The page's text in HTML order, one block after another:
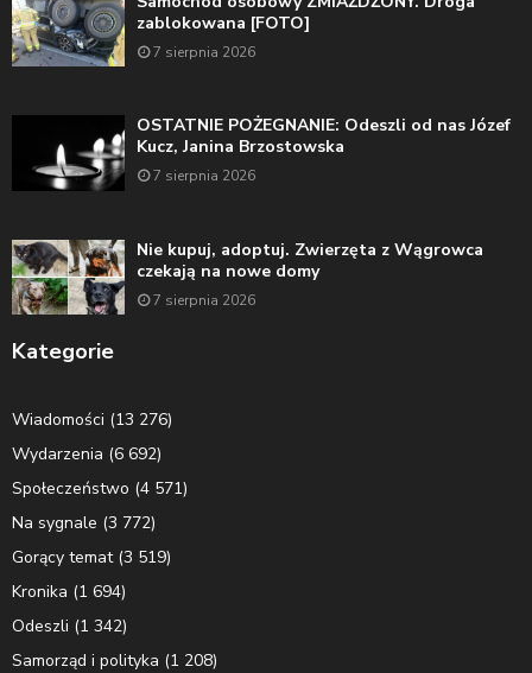
zablokowana [FOTO]
7 sierpnia 2026
OSTATNIE POŻEGNANIE: Odeszli od nas Józef
Kucz, Janina Brzostowska
7 sierpnia 2026
Nie kupuj, adoptuj. Zwierzęta z Wągrowca
czekają na nowe domy
7 sierpnia 2026
Kategorie
Wiadomości (13 276)
Wydarzenia (6 692)
Społeczeństwo (4 571)
Na sygnale (3 772)
Gorący temat(3 519)
Kronika (1 694)
Odeszli (1 342)
Samorząd i polityka (1 208)